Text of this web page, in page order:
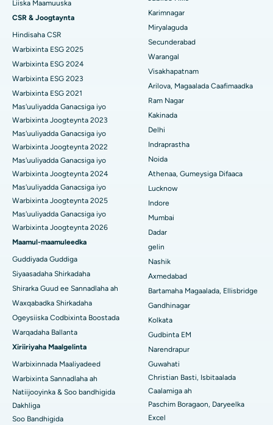
Isbitaalka ugu Fiican ee Vijay Nagar, Indore
Isbitaalka ugu Fiican ee Wadada Weyn ee Suryaropeta, Kakinada
Isbitaalka ugu Fiican ee Wadada Wareega Canal, Kolkata
Isbitaalka ugu Fiican CBD Belapur, Navi Mumbai
Isbitaalka ugu Fiican Panchavati, Nashik
Isbitaalka ugu Fiican ee Secunderabad, Hyderabad
Isbitaalka ugu Fiican ee Seshadripuram, Bangalore
Isbitaalka ugu Fiican ee Wadada Weyn ee Waltair,
Visakhapatnam
Isbitaalka ugu Fiican ee Subhash Nagar Road, Karimnagar
Isbitaalka ugu Fiican Managari, Karaikudi
Isbitaalka ugu Fiican Arepally, Warangal
Isbitaalka ugu Fiican ee Arera Colony, Bhopal
Isbitaalka ugu Fiican ee Jayanagar, Bangalore
Isbitaalka ugu Fiican KK Nagar, Madurai
Isbitaalka ugu Fiican Ramji Nagar, Nellore
Isbitaalka ugu Fiican Qeybta-19, Rourkela
Ka-qaadista kelyaha
Parathyroidectomy
Qalliinka Cytoreductive
Beddelka Jilibka Wadarta dhoobada
Ercp
Liiska Maamuuska
CSR & Joogtaynta
Hindisaha CSR
Warbixinta ESG 2025
Warbixinta ESG 2024
Warbixinta ESG 2023
Warbixinta ESG 2021
Mas'uuliyadda Ganacsiga iyo
Warbixinta Joogteynta 2023
Mas'uuliyadda Ganacsiga iyo
Warbixinta Joogteynta 2022
Mas'uuliyadda Ganacsiga iyo
Warbixinta Joogteynta 2024
Mas'uuliyadda Ganacsiga iyo
Warbixinta Joogteynta 2025
Mas'uuliyadda Ganacsiga iyo
Warbixinta Joogteynta 2026
Maamul-maamuleedka
Guddiyada Guddiga
Siyaasadaha Shirkadaha
Shirarka Guud ee Sannadlaha ah
Waxqabadka Shirkadaha
Ogeysiiska Codbixinta Boostada
Warqadaha Ballanta
Xiriiriyaha Maalgelinta
Warbixinnada Maaliyadeed
Warbixinta Sannadlaha ah
Natiijooyinka & Soo bandhigida
Dakhliga
Soo Bandhigida
Karimnagar
Miryalaguda
Secunderabad
Warangal
Visakhapatnam
Arilova, Magaalada Caafimaadka
Ram Nagar
Kakinada
Delhi
Indraprastha
Noida
Athenaa, Gumeysiga Difaaca
Lucknow
Indore
Mumbai
Dadar
gelin
Nashik
Axmedabad
Bartamaha Magaalada, Ellisbridge
Gandhinagar
Kolkata
Gudbinta EM
Narendrapur
Guwahati
Christian Basti, Isbitaalada
Caalamiga ah
Paschim Boragaon, Daryeelka
Excel